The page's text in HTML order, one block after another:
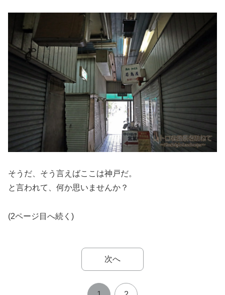
そうだ、そう言えばここは神戸だ。
と言われて、何か思いませんか？
(2ページ目へ続く)
次へ